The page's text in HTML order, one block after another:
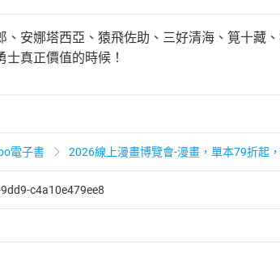
安娜塔西亞、猿飛佐助、三好清海、筧十藏
真正價值的時候！
電子書 2026線上漫畫博覽會-漫畫，單本79折起
c4a10e479ee8